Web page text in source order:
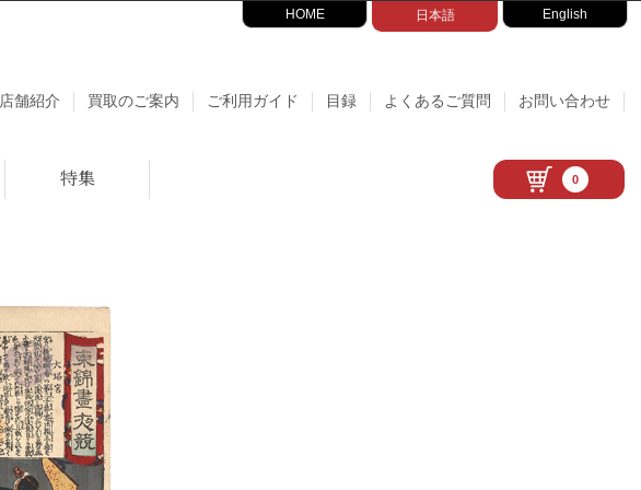
HOME 日本語 English
店舗紹介 買取のご案内 ご利用ガイド 目録 よくあるご質問 お問い合わせ
特集 0